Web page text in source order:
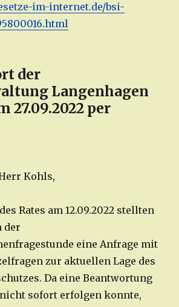
im-internet.de/bsi-
der
Langenhagen
27.09.2022 per
Kohls,
Rates am 12.09.2022 stellten
der
eine Anfrage mit
zur aktuellen Lage des
Da eine Beantwortung
sofort erfolgen konnte,